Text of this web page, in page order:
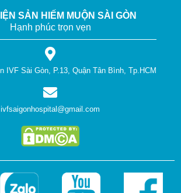
SẢN HIẾM MUỘN SÀI GÒN
Hạnh phúc trọn vẹn
IVF Sài Gòn, P.13, Quận Tân Bình, Tp.HCM
ivfsaigonhospital@gmail.com